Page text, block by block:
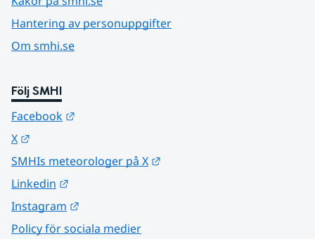
Hantering av personuppgifter
Om smhi.se
Följ SMHI
Facebook
X
SMHIs meteorologer på X
Linkedin
Instagram
Policy för sociala medier